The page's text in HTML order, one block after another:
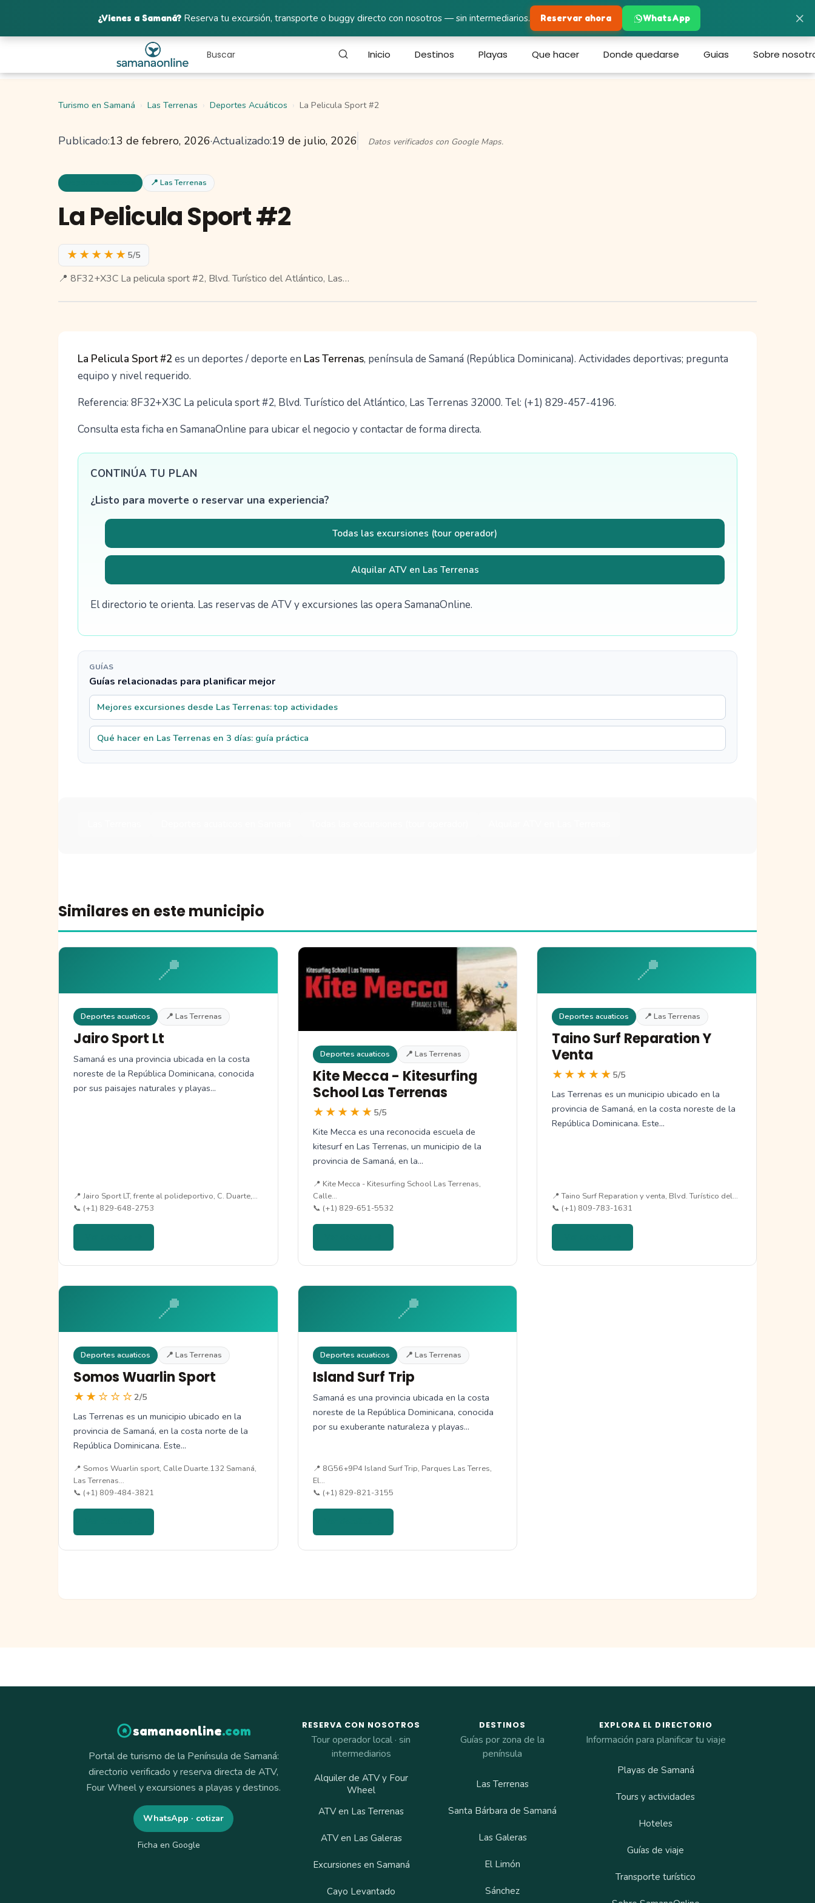
Inicio Destinos Playas Que hacer Donde quedarse Guias Sobre
Turismo en Samaná Las Terrenas Deportes Acuáticos La Pelicula Sport #2
Publicado:13 de febrero, 2026·Actualizado:19 de julio, 2026 Datos verificados con Google Maps.
📍 Las Terrenas
La Pelicula Sport #2
★★★★★ 5/5
📍 8F32+X3C La pelicula sport #2, Blvd. Turístico del Atlántico, Las…
La Pelicula Sport #2es un deportes / deporte en Las Terrenas, península de Samaná (República Dominicana). Actividades deportivas; pregunta
equipo y nivel requerido.
Referencia: 8F32+X3C La pelicula sport #2, Blvd. Turístico del Atlántico, Las Terrenas 32000. Tel: (+1) 829-457-4196.
Consulta esta ficha en SamanaOnline para ubicar el negocio y contactar de forma directa.
CONTINÚA TU PLAN
¿Listo para moverte o reservar una experiencia?
Todas las excursiones (tour operador)
Alquilar ATV en Las Terrenas
El directorio te orienta. Las reservas de ATV y excursiones las opera SamanaOnline.
GUÍAS
Guías relacionadas para planificar mejor
Mejores excursiones desde Las Terrenas: top actividades
Qué hacer en Las Terrenas en 3 días: guía práctica
Similares en este municipio
📍
Deportes acuaticos 📍 Las Terrenas
Jairo Sport Lt
Samaná es una provincia ubicada en la costa
noreste de la República Dominicana, conocida
por sus paisajes naturales y playas…
📍 Jairo Sport LT, frente al polideportivo, C. Duarte,…
📞 (+1) 829-648-2753
Deportes acuaticos 📍 Las Terrenas
Kite Mecca - Kitesurfing
School Las Terrenas
★★★★★ 5/5
Kite Mecca es una reconocida escuela de
kitesurf en Las Terrenas, un municipio de la
provincia de Samaná, en la…
📍 Kite Mecca - Kitesurfing School Las Terrenas,
Calle…
📞 (+1) 829-651-5532
📍
Deportes acuaticos 📍 Las Terrenas
Taino Surf Reparation Y
Venta
★★★★★ 5/5
Las Terrenas es un municipio ubicado en la
provincia de Samaná, en la costa noreste de la
República Dominicana. Este…
📍 Taino Surf Reparation y venta, Blvd. Turístico del…
📞 (+1) 809-783-1631
📍
Deportes acuaticos 📍 Las Terrenas
Somos Wuarlin Sport
★★☆☆☆2/5
Las Terrenas es un municipio ubicado en la
provincia de Samaná, en la costa norte de la
República Dominicana. Este…
📍 Somos Wuarlin sport, Calle Duarte.132 Samaná,
Las Terrenas…
📞 (+1) 809-484-3821
📍
Deportes acuaticos 📍 Las Terrenas
Island Surf Trip
Samaná es una provincia ubicada en la costa
noreste de la República Dominicana, conocida
por su exuberante naturaleza y playas…
📍 8G56+9P4 Island Surf Trip, Parques Las Terres,
El…
📞 (+1) 829-821-3155
samanaonline.com
Portal de turismo de la Península de Samaná:
directorio verificado y reserva directa de ATV,
Four Wheel y excursiones a playas y destinos.
WhatsApp · cotizar
Ficha en Google
RESERVA CON NOSOTROS
Tour operador local · sin
intermediarios
Alquiler de ATV y Four
Wheel
ATV en Las Terrenas
ATV en Las Galeras
Excursiones en Samaná
Cayo Levantado
DESTINOS
Guías por zona de la
península
Las Terrenas
Santa Bárbara de Samaná
Las Galeras
El Limón
Sánchez
EXPLORA EL DIRECTORIO
Información para planificar tu viaje
Playas de Samaná
Tours y actividades
Hoteles
Guías de viaje
Transporte turístico
×
¿Vienes a Samaná?Reserva tu excursión, transporte o buggy directo con nosotros — sin intermediarios. Reservar ahora WhatsApp